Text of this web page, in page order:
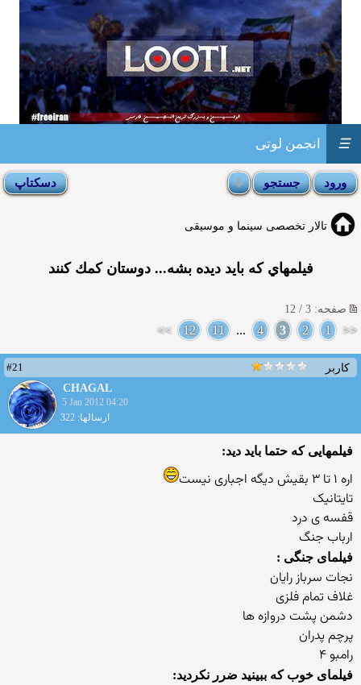
انجمن لوتی ☰
تالار تخصصی سینما و موسیقی
فيلمهاي كه بايد ديده بشه... دوستان كمك كنند
صفحه: 3 / 12
<<
1
2
3
4
...
11
12
>>
کاربر
#21
CHAGAL
5 Jan 2012 04:20
ارسالها: 322
فیلمهایی که حتما باید دید:
اره ۱ تا ۳ بقیش دیگه اجباری نیست
تایتانیک
قفسه ی درد
ارباب جنگ
فیلمای جنگی :
نجات سرباز رایان
غلاف تمام فلزی
دشمن پشت دروازه ها
پرچم پدران
رامبو ۴
فیلمای خوب که ببینید ضرر نکردید: